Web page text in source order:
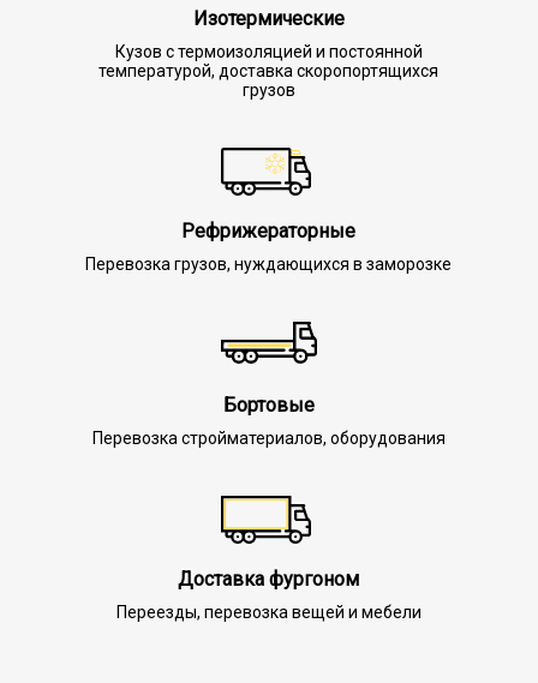
Изотермические
Кузов с термоизоляцией и постоянной
температурой, доставка скоропортящихся
грузов
Рефрижераторные
Перевозка грузов, нуждающихся в заморозке
Бортовые
Перевозка стройматериалов, оборудования
Доставка фургоном
Переезды, перевозка вещей и мебели